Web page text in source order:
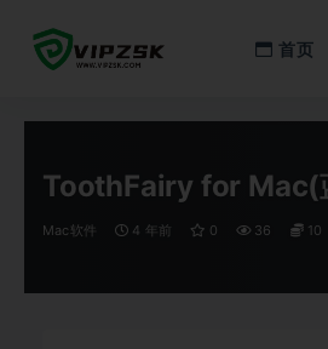
首页
ToothFairy for Mac(
Mac软件 4 年前 0 36 10